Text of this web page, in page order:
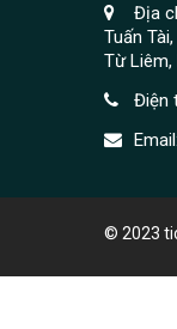
Địa
Tuấn
Từ Liêm,
Điện
Email:
© 2023